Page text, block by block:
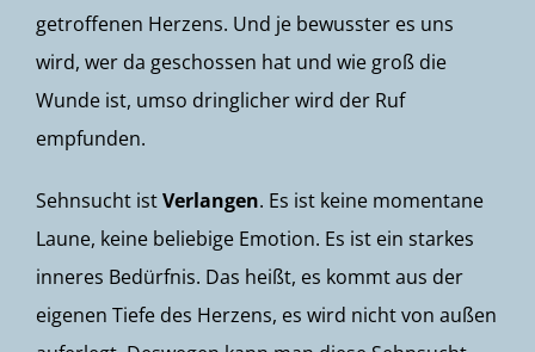
getroffenen Herzens. Und je bewusster es uns
wird, wer da geschossen hat und wie groß die
Wunde ist, umso dringlicher wird der Ruf
empfunden.
Sehnsucht istVerlangen. Es ist keine momentane
Laune, keine beliebige Emotion. Es ist ein starkes
inneres Bedürfnis. Das heißt, es kommt aus der
eigenen Tiefe des Herzens, es wird nicht von außen